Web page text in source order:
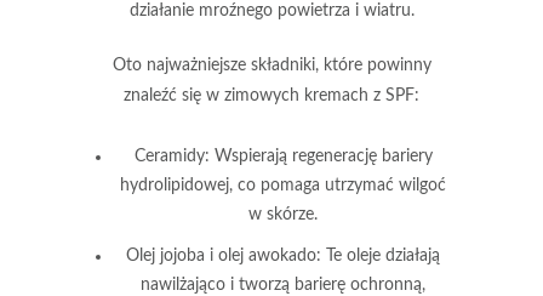
działanie mroźnego powietrza i wiatru.
Oto najważniejsze składniki, które powinny
znaleźć się w zimowych kremach z SPF:
Ceramidy: Wspierają regenerację bariery
hydrolipidowej, co pomaga utrzymać wilgoć
w skórze.
Olej jojoba i olej awokado: Te oleje działają
nawilżająco i tworzą barierę ochronną,